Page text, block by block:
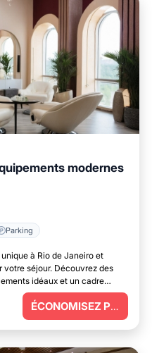
modernes
Parking
à Rio de Janeiro et
séjour. Découvrez des
idéaux et un cadre
ÉCONOMISEZ PLUS